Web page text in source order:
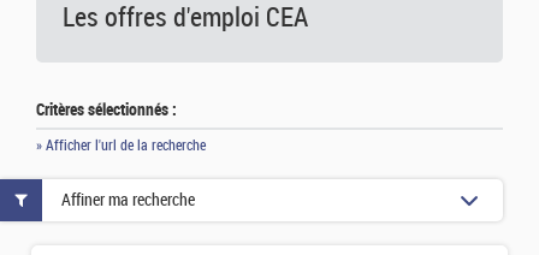
Les offres d'emploi CEA
Critères sélectionnés :
» Afficher l'url de la recherche
Affiner ma recherche